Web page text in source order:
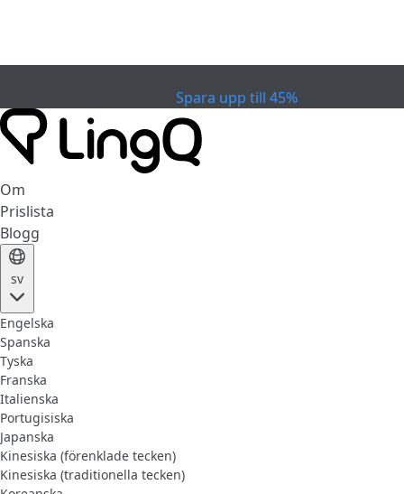
Spara upp till 45%
Om
Prislista
Blogg
sv
Engelska
Spanska
Tyska
Franska
Italienska
Portugisiska
Japanska
Kinesiska (förenklade tecken)
Kinesiska (traditionella tecken)